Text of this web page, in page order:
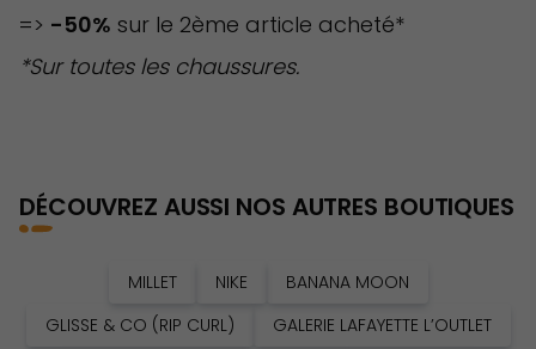
=> -50% sur le 2ème article acheté*
*Sur toutes les chaussures.
DÉCOUVREZ AUSSI NOS AUTRES BOUTIQUES
MILLET NIKE
BANANA MOON
GLISSE & CO (RIP CURL)
GALERIE LAFAYETTE L’OUTLET